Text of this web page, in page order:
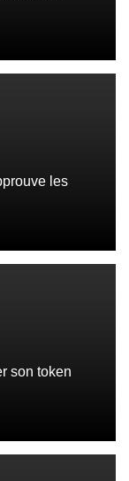
les
son token